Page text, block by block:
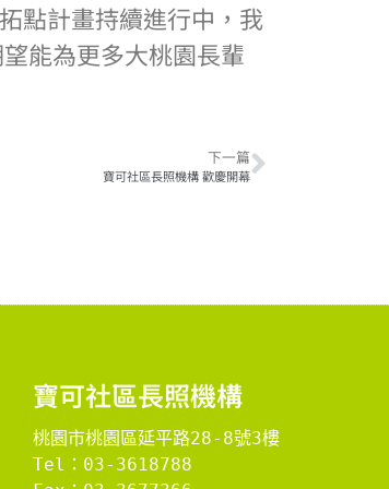
點計畫持續進行中，我
能為更多大桃園長輩
下一篇
寶可社區長照機構 歡慶開幕
​寶可社區長照機構​
桃園市桃園區延平路28-8號3樓
Tel：03-3618788